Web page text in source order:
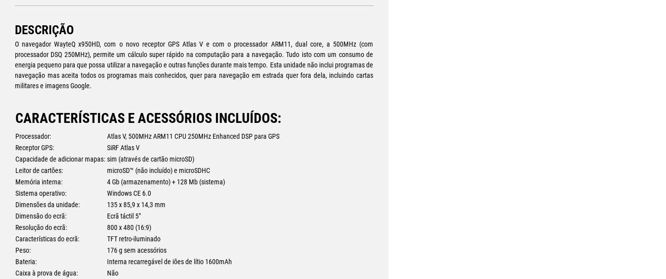
DESCRIÇÃO
O navegador WayteQ x950HD, com o novo receptor GPS Atlas V e com o processador ARM11, dual core, a 500MHz (com
processador DSQ 250MHz), permite um cálculo super rápido na computação para a navegação. Tudo isto com um consumo de
energia pequeno para que possa utilizar a navegação e outras funções durante mais tempo. Esta unidade não inclui programas de
navegação mas aceita todos os programas mais conhecidos, quer para navegação em estrada quer fora dela, incluindo cartas
militares e imagens Google.
CARACTERÍSTICAS E ACESSÓRIOS INCLUÍDOS:
Processador:
Atlas V, 500MHz ARM11 CPU 250MHz Enhanced DSP para GPS
Receptor GPS:
SiRF Atlas V
Capacidade de adicionar mapas: sim (através de cartão microSD)
Leitor de cartões:
microSD™ (não incluído) e microSDHC
Memória interna:
4 Gb (armazenamento) + 128 Mb (sistema)
Sistema operativo:
Windows CE 6.0
Dimensões da unidade:
135 x 85,9 x 14,3 mm
Dimensão do ecrã:
Ecrã táctil 5"
Resolução do ecrã:
800 x 480 (16:9)
Características do ecrã:
TFT retro-iluminado
Peso:
176 g sem acessórios
Bateria:
Interna recarregável de iões de lítio 1600mAh
Caixa à prova de água:
Não